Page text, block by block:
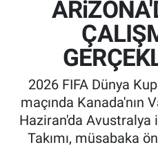
2026 FIFA Dünya
maçında Kanada'nın
Haziran'da Avustralya
Takımı, müsabaka
TEKNOLOJİ
ASAYİŞ
EĞİTİM
KÜLTÜR - SANAT
Son Dakika Haberleri
Haber Arşivi